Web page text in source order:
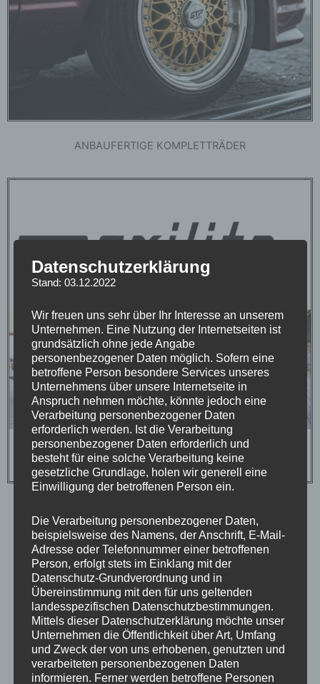
ANBAUFERTIGE KOMPLETTRÄDER
Datenschutzerklärung
Stand: 03.12.2022
Wir freuen uns sehr über Ihr Interesse an unserem
Unternehmen. Eine Nutzung der Internetseiten ist
grundsätzlich ohne jede Angabe
personenbezogener Daten möglich. Sofern eine
betroffene Person besondere Services unseres
Unternehmens über unsere Internetseite in
Anspruch nehmen möchte, könnte jedoch eine
Verarbeitung personenbezogener Daten
erforderlich werden. Ist die Verarbeitung
personenbezogener Daten erforderlich und
besteht für eine solche Verarbeitung keine
gesetzliche Grundlage, holen wir generell eine
Einwilligung der betroffenen Person ein.
Die Verarbeitung personenbezogener Daten,
beispielsweise des Namens, der Anschrift, E-Mail-
Adresse oder Telefonnummer einer betroffenen
Person, erfolgt stets im Einklang mit der
Datenschutz-Grundverordnung und in
Übereinstimmung mit den für uns geltenden
landesspezifischen Datenschutzbestimmungen.
Mittels dieser Datenschutzerklärung möchte unser
Unternehmen die Öffentlichkeit über Art, Umfang
und Zweck der von uns erhobenen, genutzten und
verarbeiteten personenbezogenen Daten
informieren. Ferner werden betroffene Personen